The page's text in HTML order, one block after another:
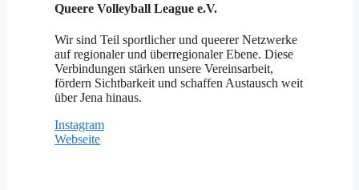
Queere Volleyball League e.V.
Wir sind Teil sportlicher und queerer Netzwerke
auf regionaler und überregionaler Ebene. Diese
Verbindungen stärken unsere Vereinsarbeit,
fördern Sichtbarkeit und schaffen Austausch weit
über Jena hinaus.
Instagram
Webseite